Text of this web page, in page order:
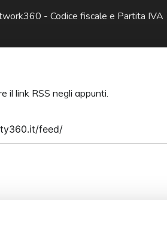
- Codice fiscale e Partita
il link RSS negli appunti.